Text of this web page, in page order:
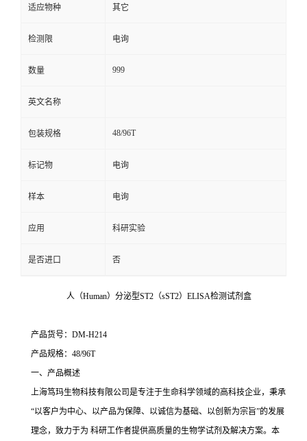
适应物种 其它
检测限 电询
数量 999
英文名称
包装规格 48/96T
标记物 电询
样本 电询
应用 科研实验
是否进口 否
人（Human）分泌型ST2（sST2）ELISA检测试剂盒
产品货号：DM-H214
产品规格：48/96T
一、产品概述
上海笃玛生物科技有限公司是专注于生命科学领域的高科技企业，秉承
“以客户为中心、以产品为保障、以诚信为基础、以创新为宗旨”的发展
理念，致力于为 科研工作者提供高质量的生物学试剂及解决方案。本